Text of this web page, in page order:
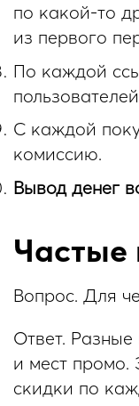
по какой-то
из первого
По каждой
С каждой
комиссию.
Вывод денег
Частые
Вопрос. Для
Ответ. Разные
и мест промо.
скидки по